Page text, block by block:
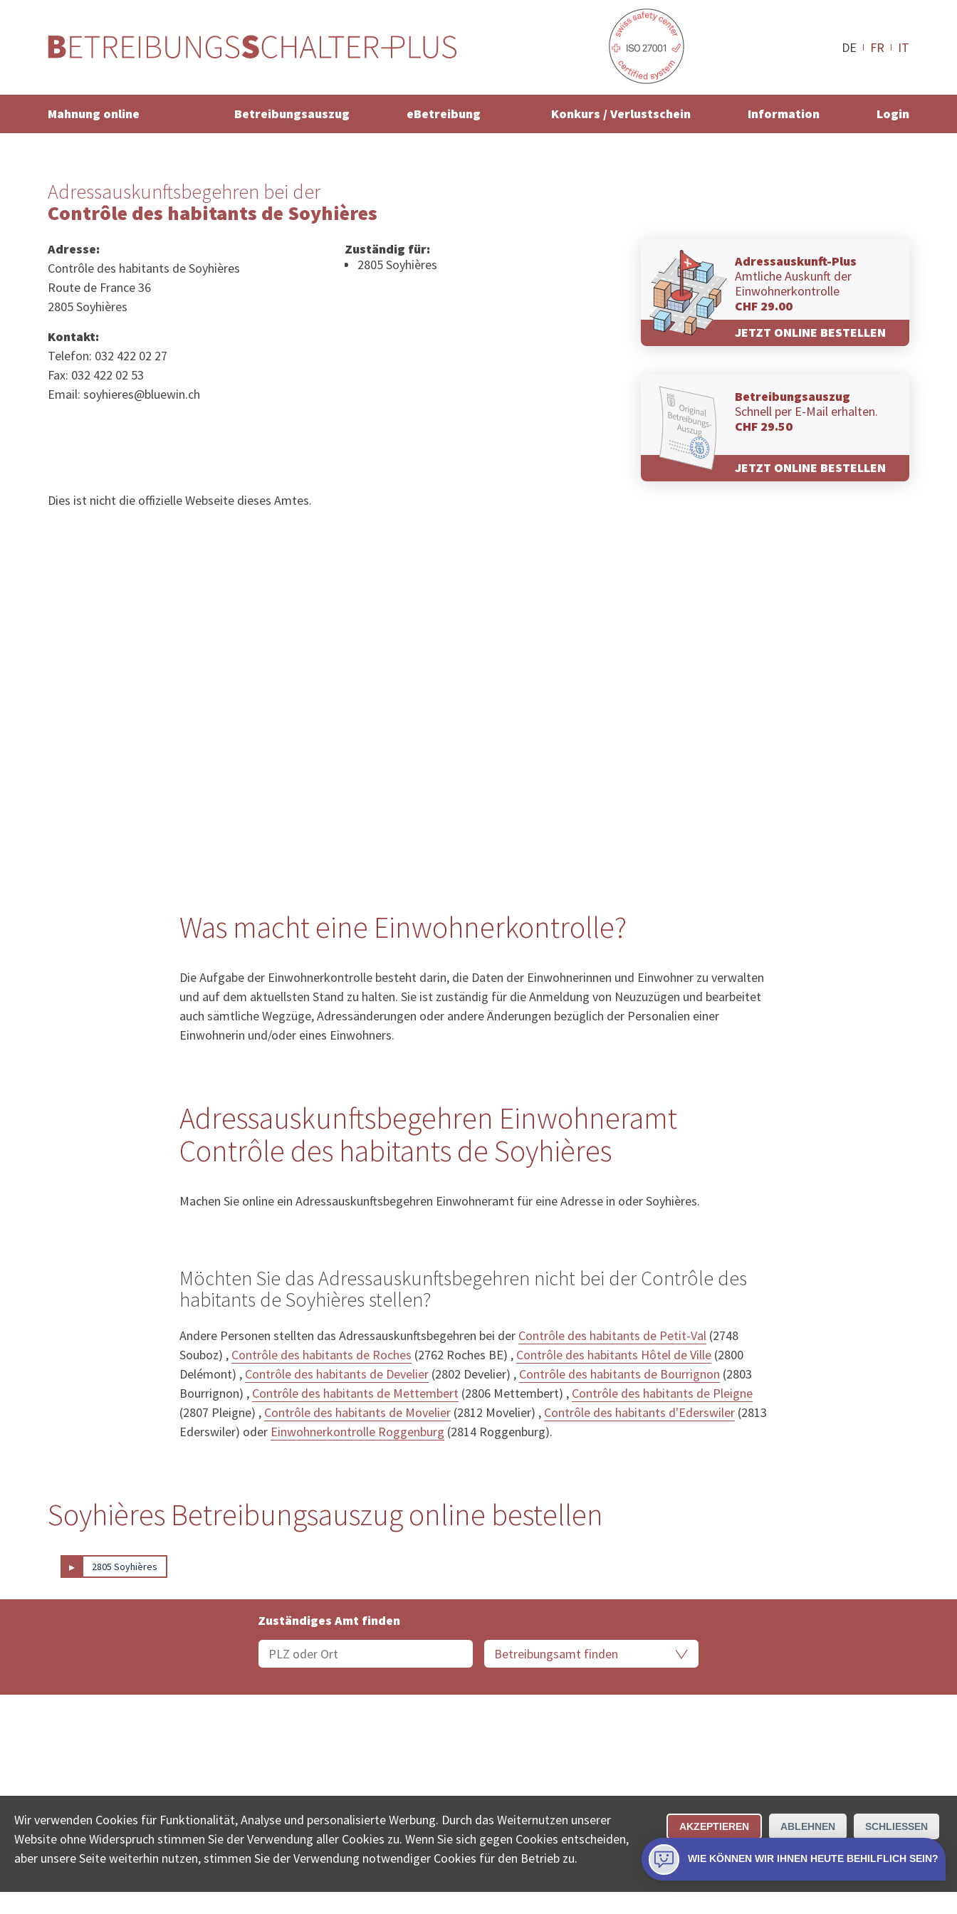
DE FR IT
Mahnung online Betreibungsauszug eBetreibung Konkurs / Verlustschein Information Login
Adressauskunftsbegehren bei der
Contrôle des habitants de Soyhières
Adresse:
Contrôle des habitants de Soyhières
Route de France 36
2805 Soyhières
Kontakt:
Telefon: 032 422 02 27
Fax: 032 422 02 53
Email: soyhieres@bluewin.ch
Zuständig für:
2805 Soyhières
Adressauskunft-Plus
Amtliche Auskunft der
Einwohnerkontrolle
CHF 29.00
JETZT ONLINE BESTELLEN
Betreibungsauszug
Schnell per E-Mail erhalten.
CHF 29.50
JETZT ONLINE BESTELLEN
Dies ist nicht die offizielle Webseite dieses Amtes.
Was macht eine Einwohnerkontrolle?
Die Aufgabe der Einwohnerkontrolle besteht darin, die Daten der Einwohnerinnen und Einwohner zu verwalten
und auf dem aktuellsten Stand zu halten. Sie ist zuständig für die Anmeldung von Neuzuzügen und bearbeitet
auch sämtliche Wegzüge, Adressänderungen oder andere Änderungen bezüglich der Personalien einer
Einwohnerin und/oder eines Einwohners.
Adressauskunftsbegehren Einwohneramt
Contrôle des habitants de Soyhières
Machen Sie online ein Adressauskunftsbegehren Einwohneramt für eine Adresse in oder Soyhières.
Möchten Sie das Adressauskunftsbegehren nicht bei der Contrôle des
habitants de Soyhières stellen?
Andere Personen stellten das Adressauskunftsbegehren bei der Contrôle des habitants de Petit-Val (2748
Souboz) , Contrôle des habitants de Roches (2762 Roches BE) , Contrôle des habitants Hôtel de Ville (2800
Delémont) , Contrôle des habitants de Develier (2802 Develier) , Contrôle des habitants de Bourrignon (2803
Bourrignon) , Contrôle des habitants de Mettembert (2806 Mettembert) , Contrôle des habitants de Pleigne
(2807 Pleigne) , Contrôle des habitants de Movelier (2812 Movelier) , Contrôle des habitants d'Ederswiler (2813
Ederswiler) oder Einwohnerkontrolle Roggenburg (2814 Roggenburg).
Soyhières Betreibungsauszug online bestellen
▸ 2805 Soyhières
Zuständiges Amt finden
Wir verwenden Cookies für Funktionalität, Analyse und personalisierte Werbung. Durch das Weiternutzen unserer
Website ohne Widerspruch stimmen Sie der Verwendung aller Cookies zu. Wenn Sie sich gegen Cookies entscheiden,
aber unsere Seite weiterhin nutzen, stimmen Sie der Verwendung notwendiger Cookies für den Betrieb zu.
AKZEPTIEREN ABLEHNEN SCHLIESSEN
WIE KÖNNEN WIR IHNEN HEUTE BEHILFLICH SEIN?
© COLLECTA AG
www.betreibungsschalter-plus.ch ist eine Dienstleistungsplattform der Collecta AG.